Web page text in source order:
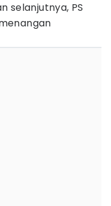
selanjutnya, PS